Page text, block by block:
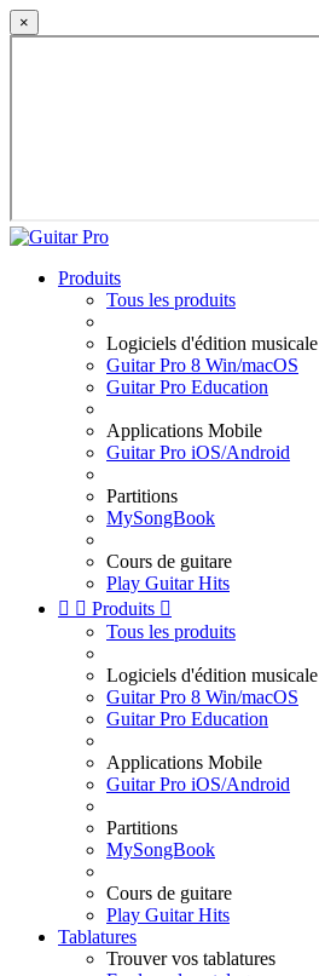
×
Produits
Tous les produits
Logiciels d'édition musicale
Guitar Pro 8 Win/macOS
Guitar Pro Education
Applications Mobile
Guitar Pro iOS/Android
Partitions
MySongBook
Cours de guitare
Play Guitar Hits
  Produits 
Tous les produits
Logiciels d'édition musicale
Guitar Pro 8 Win/macOS
Guitar Pro Education
Applications Mobile
Guitar Pro iOS/Android
Partitions
MySongBook
Cours de guitare
Play Guitar Hits
Tablatures
Trouver vos tablatures